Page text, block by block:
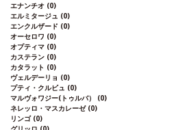
エナンチオ (0)
エルミタージュ (0)
エンクルザード (0)
オーセロワ (0)
オプティマ (0)
カステラン (0)
カタラット (0)
ヴェルデーリョ (0)
プティ・クルビュ (0)
マルヴォワジー(トゥルバ） (0)
ネレッロ・マスカレーゼ (0)
リンゴ (0)